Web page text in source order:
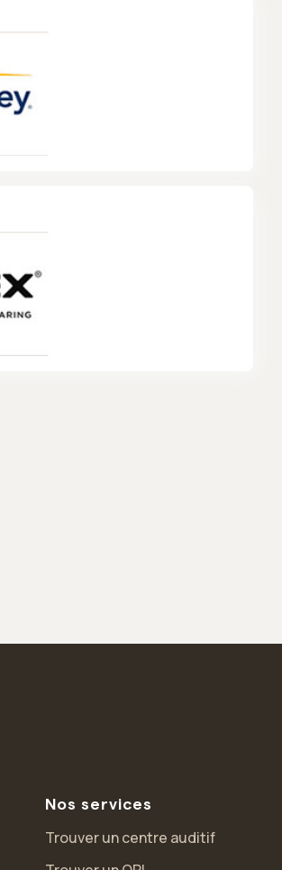
Nos services
Trouver un centre auditif